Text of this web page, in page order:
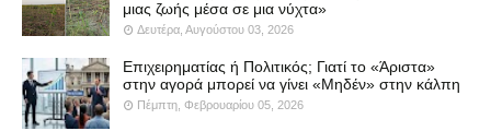
μιας ζωής μέσα σε μια νύχτα»
Δευτέρα, Αυγούστου 03, 2026
Επιχειρηματίας ή Πολιτικός; Γιατί το «Άριστα»
στην αγορά μπορεί να γίνει «Μηδέν» στην κάλπη
Πέμπτη, Φεβρουαρίου 05, 2026